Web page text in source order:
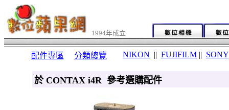
1994年成立
配件專區 分類總覽 NIKON || FUJIFILM || SONY
於 CONTAX i4R 參考選購配件